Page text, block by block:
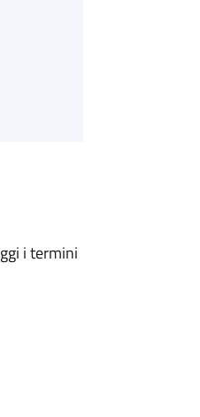
i termini